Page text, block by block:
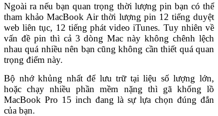
Ngoài ra nếu bạn quan trọng thời lượng pin bạn có thể
tham khảo MacBook Air thời lượng pin 12 tiếng duyệt
web liên tục, 12 tiếng phát video iTunes. Tuy nhiên về
vấn đề pin thì cả 3 dòng Mac này không chênh lệch
nhau quá nhiều nên bạn cũng không cần thiết quá quan
trọng điểm này.
Bộ nhớ khủng nhất để lưu trữ tại liệu số lượng lớn,
hoặc chạy nhiều phần mềm nặng thì gã khổng lồ
MacBook Pro 15 inch đang là sự lựa chọn đúng đắn
của bạn.